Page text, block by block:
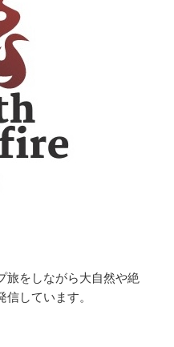
旅をしながら大自然や絶
しています。